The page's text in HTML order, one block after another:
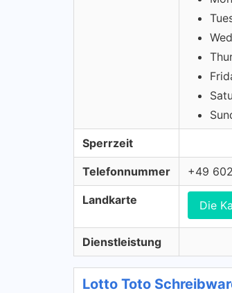
Sperrzeit
Telefonnummer +49
Landkarte Die
Dienstleistung
Lotto Toto